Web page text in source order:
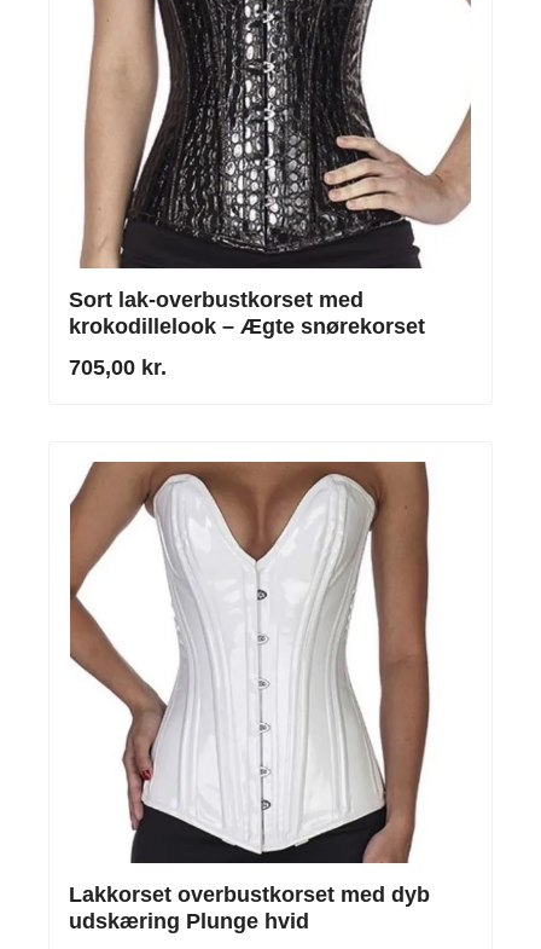
Sort lak-overbustkorset med
krokodillelook – Ægte snørekorset
705,00 kr.
Lakkorset overbustkorset med dyb
udskæring Plunge hvid